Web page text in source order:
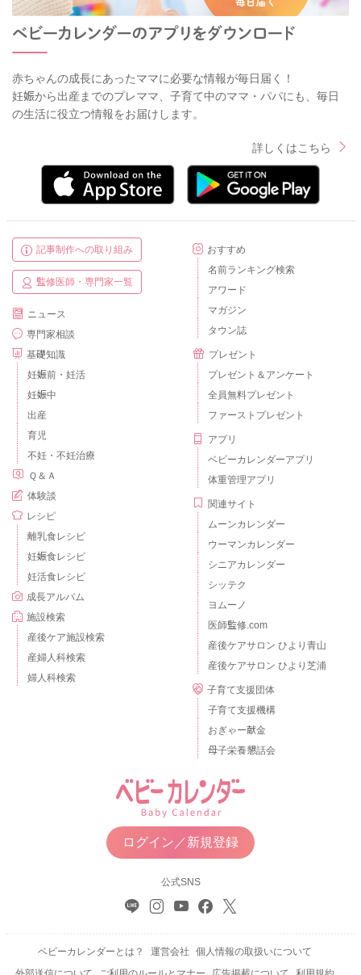
赤ちゃんの成長にあったママに必要な情報が毎日届く！
妊娠から出産までのプレママ、子育て中のママ・パパにも、毎日
の生活に役立つ情報をお届けします。
詳しくはこちら
記事制作への取り組み
監修医師・専門家一覧
ニュース
専門家相談
基礎知識
妊娠前・妊活
妊娠中
出産
育児
不妊・不妊治療
Ｑ＆Ａ
体験談
レシピ
離乳食レシピ
妊娠食レシピ
妊活食レシピ
成長アルバム
施設検索
産後ケア施設検索
産婦人科検索
婦人科検索
おすすめ
名前ランキング検索
アワード
マガジン
タウン誌
プレゼント
プレゼント＆アンケート
全員無料プレゼント
ファーストプレゼント
アプリ
ベビーカレンダーアプリ
体重管理アプリ
関連サイト
ムーンカレンダー
ウーマンカレンダー
シニアカレンダー
シッテク
ヨムーノ
医師監修.com
産後ケアサロン ひより青山
産後ケアサロン ひより芝浦
子育て支援団体
子育て支援機構
おぎゃー献金
母子栄養懇話会
ログイン／新規登録
公式SNS
ベビーカレンダーとは？ 運営会社
個人情報の取扱いについて